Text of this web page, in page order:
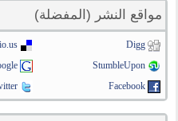
مواقع النشر (المفضلة)
Digg
StumbleUpon
Facebook